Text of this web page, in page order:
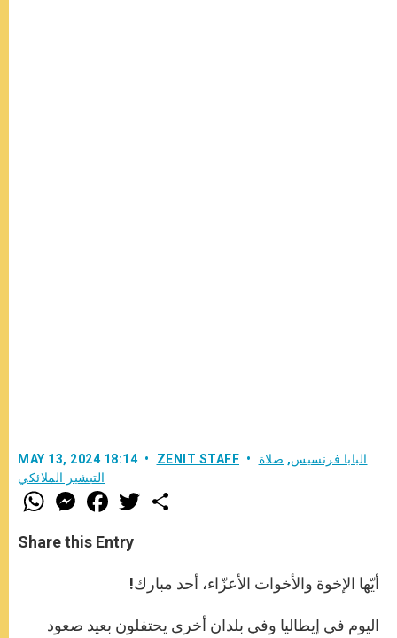
MAY 13, 2024 18:14 ZENIT STAFF البابا فرنسيس, صلاة
التبشير الملائكي
W
h
t
s
M
e
s
e
F
a
e
b
w
r
Share this Entry
أيّها الإخوة والأخوات الأعزّاء، أحد مبارك!
اليوم في إيطاليا وفي بلدان أخرى يحتفلون بعيد صعود